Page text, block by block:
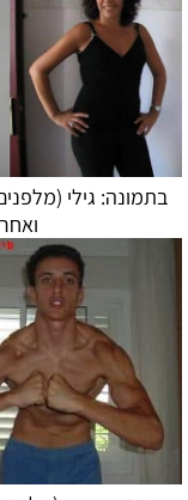
בתמונה: גילי